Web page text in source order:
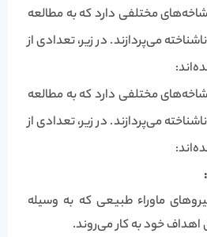
مختلفی دارد که به مطالعه
می‌پردازند. در زیر، تعدادی از
مختلفی دارد که به مطالعه
می‌پردازند. در زیر، تعدادی از
ماوراء طبیعی که به وسیله
اهداف خود به کار می‌روند.